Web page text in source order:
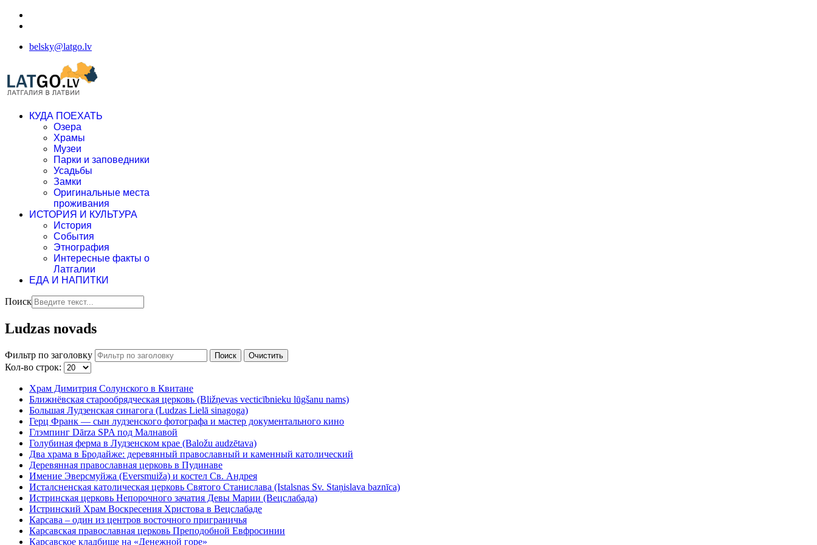
belsky@latgo.lv
КУДА ПОЕХАТЬ
Озера
Храмы
Музеи
Парки и заповедники
Усадьбы
Замки
Оригинальные места
проживания
ИСТОРИЯ И КУЛЬТУРА
История
События
Этнография
Интересные факты о
Латгалии
ЕДА И НАПИТКИ
Поиск
Ludzas novads
Фильтр по заголовку Поиск Очистить
Кол-во строк:
Храм Димитрия Солунского в Квитане
Ближнёвская старообрядческая церковь (Bližņevas vecticībnieku lūgšanu nams)
Большая Лудзенская синагога (Ludzas Lielā sinagoga)
Герц Франк — сын лудзенского фотографа и мастер документального кино
Глэмпинг Dārza SPA под Малнавой
Голубиная ферма в Лудзенском крае (Baložu audzētava)
Два храма в Бродайже: деревянный православный и каменный католический
Деревянная православная церковь в Пудинаве
Имение Эверсмуйжа (Eversmuiža) и костел Св. Андрея
Исталсненская католическая церковь Святого Станислава (Istalsnas Sv. Staņislava baznīca)
Истринская церковь Непорочного зачатия Девы Марии (Вецслабада)
Истринский Храм Воскресения Христова в Вецслабаде
Карсава – один из центров восточного приграничья
Карсавская православная церковь Преподобной Евфросинии
Карсавское кладбище на «Денежной горе»